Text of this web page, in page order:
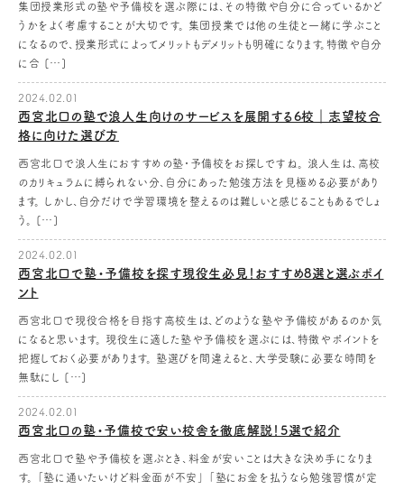
集団授業形式の塾や予備校を選ぶ際には、その特徴や自分に合っているかど
うかをよく考慮することが大切です。 集団授業では他の生徒と一緒に学ぶこと
になるので、授業形式によってメリットもデメリットも明確になります。特徴や自分
に合 […]
2024.02.01
西宮北口の塾で浪人生向けのサービスを展開する6校｜志望校合
格に向けた選び方
西宮北口で浪人生におすすめの塾・予備校をお探しですね。 浪人生は、高校
のカリキュラムに縛られない分、自分にあった勉強方法を見極める必要があり
ます。 しかし、自分だけで学習環境を整えるのは難しいと感じることもあるでしょ
う。 […]
2024.02.01
西宮北口で塾・予備校を探す現役生必見！おすすめ8選と選ぶポイ
ント
西宮北口で現役合格を目指す高校生は、どのような塾や予備校があるのか気
になると思います。 現役生に適した塾や予備校を選ぶには、特徴やポイントを
把握しておく必要があります。 塾選びを間違えると、大学受験に必要な時間を
無駄にし […]
2024.02.01
西宮北口の塾・予備校で安い校舎を徹底解説！5選で紹介
西宮北口で塾や予備校を選ぶとき、料金が安いことは大きな決め手になりま
す。 「塾に通いたいけど料金面が不安」 「塾にお金を払うなら勉強習慣が定